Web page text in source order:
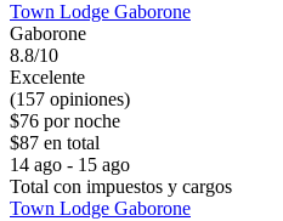
Town Lodge Gaborone
Gaborone
8.8/10
Excelente
(157 opiniones)
$76 por noche
$87 en total
14 ago - 15 ago
Total con impuestos y cargos
Town Lodge Gaborone